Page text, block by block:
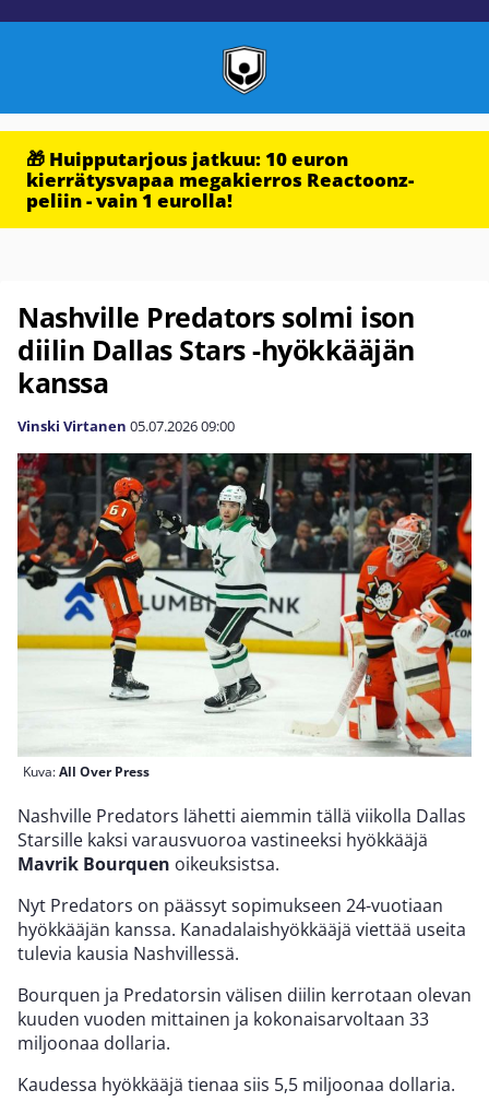
🎁 Huipputarjous jatkuu: 10 euron
kierrätysvapaa megakierros Reactoonz-
peliin - vain 1 eurolla!
Nashville Predators solmi ison
diilin Dallas Stars -hyökkääjän
kanssa
Vinski Virtanen 05.07.202609:00
Kuva:All Over Press
Nashville Predators lähetti aiemmin tällä viikolla Dallas
Starsille kaksi varausvuoroa vastineeksi hyökkääjä
Mavrik Bourquen oikeuksistsa.
Nyt Predators on päässyt sopimukseen 24-vuotiaan
hyökkääjän kanssa. Kanadalaishyökkääjä viettää useita
tulevia kausia Nashvillessä.
Bourquen ja Predatorsin välisen diilin kerrotaan olevan
kuuden vuoden mittainen ja kokonaisarvoltaan 33
miljoonaa dollaria.
Kaudessa hyökkääjä tienaa siis 5,5 miljoonaa dollaria.